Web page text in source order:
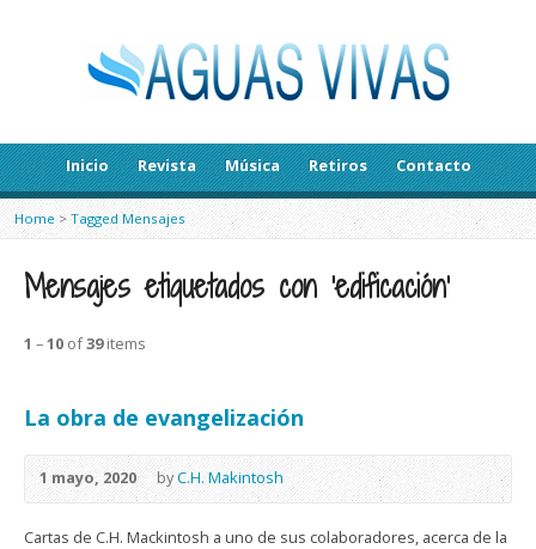
Inicio Revista Música Retiros Contacto
Home > Tagged Mensajes
Mensajes etiquetados con ‘edificación’
1 –10 of39items
La obra de evangelización
1 mayo, 2020 byC.H. Makintosh
Cartas de C.H. Mackintosh a uno de sus colaboradores, acerca de la